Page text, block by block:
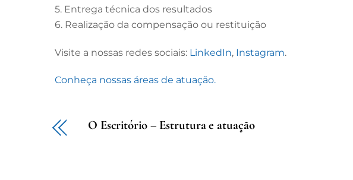
5. Entrega técnica dos resultados
6. Realização da compensação ou restituição
Visite a nossas redes sociais: LinkedIn, Instagram.
Conheça nossas áreas de atuação.
O Escritório – Estrutura e atuação